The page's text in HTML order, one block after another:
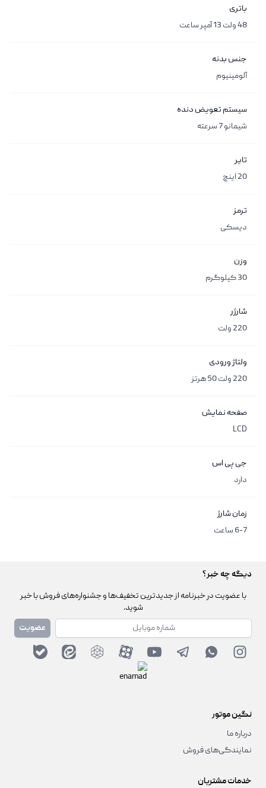
باتری
48 ولت 13 آمپر ساعت
جنس بدنه
آلومینیوم
سیستم تعویض دنده
شیمانو 7 سرعته
تایر
20 اینچ
ترمز
دیسکی
وزن
30 کیلوگرم
شارژر
220 ولت
ولتاژ ورودی
220 ولت 50 هرتز
صفحه نمایش
LCD
جی پی اس
دارد
زمان شارژ
6-7 ساعت
دیگه چه خبر؟
با عضویت در خبرنامه از جدیدترین تخفیف‌ها و جشنواره‌های فروش با خبر
شوید.
شماره همراه
عضویت
نگین موتور
درباره ما
نمایندگی‌های فروش
خدمات مشتریان